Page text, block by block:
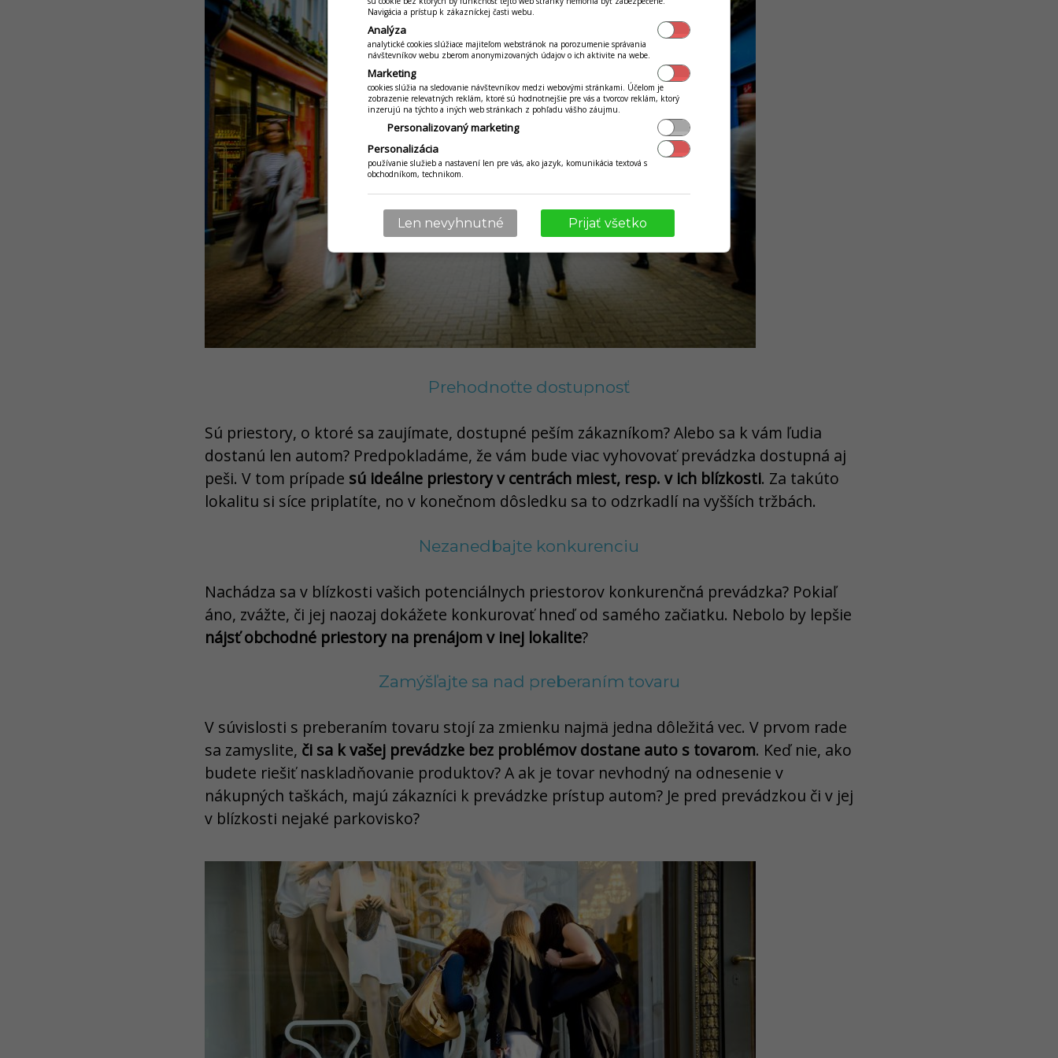
Prehodnoťte dostupnosť
Sú priestory, o ktoré sa zaujímate, dostupné peším zákazníkom? Alebo sa k vám ľudia
dostanú len autom? Predpokladáme, že vám bude viac vyhovovať prevádzka dostupná aj
peši. V tom prípade sú ideálne priestory v centrách miest, resp. v ich blízkosti. Za takúto
lokalitu si síce priplatíte, no v konečnom dôsledku sa to odzrkadlí na vyšších tržbách.
Nezanedbajte konkurenciu
Nachádza sa v blízkosti vašich potenciálnych priestorov konkurenčná prevádzka? Pokiaľ
áno, zvážte, či jej naozaj dokážete konkurovať hneď od samého začiatku. Nebolo by lepšie
nájsť obchodné priestory na prenájom v inej lokalite?
Zamýšľajte sa nad preberaním tovaru
V súvislosti s preberaním tovaru stojí za zmienku najmä jedna dôležitá vec. V prvom rade
sa zamyslite, či sa k vašej prevádzke bez problémov dostane auto s tovarom. Keď nie, ako
budete riešiť naskladňovanie produktov? A ak je tovar nevhodný na odnesenie v
nákupných taškách, majú zákazníci k prevádzke prístup autom? Je pred prevádzkou či v jej
v blízkosti nejaké parkovisko?
Navigácia a prístup k zákazníckej časti webu.
Analýza
analytické cookies slúžiace majiteľom webstránok na porozumenie správania
návštevníkov webu zberom anonymizovaných údajov o ich aktivite na webe.
Marketing
cookies slúžia na sledovanie návštevníkov medzi webovými stránkami. Účelom je
zobrazenie relevatných reklám, ktoré sú hodnotnejšie pre vás a tvorcov reklám, ktorý
inzerujú na týchto a iných web stránkach z pohľadu vášho záujmu.
Personalizovaný marketing
Personalizácia
používanie služieb a nastavení len pre vás, ako jazyk, komunikácia textová s
obchodníkom, technikom.
Len nevyhnutné Prijať všetko